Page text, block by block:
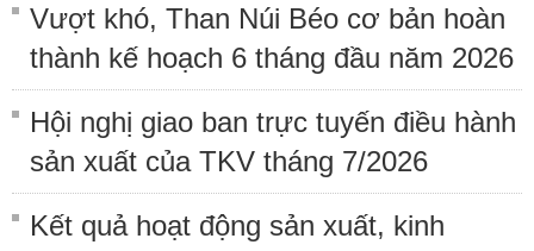
Vượt khó, Than Núi Béo cơ bản hoàn
thành kế hoạch 6 tháng đầu năm 2026
Hội nghị giao ban trực tuyến điều hành
sản xuất của TKV tháng 7/2026
Kết quả hoạt động sản xuất, kinh